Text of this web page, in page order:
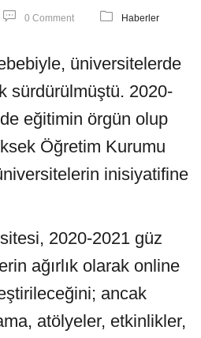
0 Comment Haberler
üniversitelerde
sürdürülmüştü. 2020-
eğitimin örgün olup
Öğretim Kurumu
inisiyatifine
2020-2021 güz
ağırlık olarak online
ancak
atölyeler, etkinlikler,